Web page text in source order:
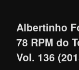
Albertinho
78 RPM do
Vol. 136